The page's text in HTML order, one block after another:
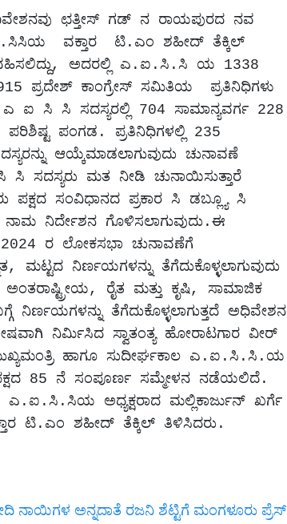
ಛತ್ತೀಸ್ ಗಡ್ ನ ರಾಯಪುರದ ನವ
ವಕ್ತಾರ  ಟಿ.ಎಂ ಶಹೀದ್ ತೆಕ್ಕಿಲ್
ಅದರಲ್ಲಿ ಎ.ಐ.ಸಿ.ಸಿ ಯ 1338
ಪ್ರದೇಶ್ ಕಾಂಗ್ರೇಸ್ ಸಮಿತಿಯ  ಪ್ರತಿನಿಧಿಗಳು
ಐ ಸಿ ಸಿ ಸದಸ್ಯರಲ್ಲಿ 704 ಸಾಮಾನ್ಯವರ್ಗ 228
ಪಂಗಡ. ಪ್ರತಿನಿಧಿಗಳಲ್ಲಿ 235
ಆಯ್ಕೆಮಾಡಲಾಗುವುದು ಚುನಾವಣೆ
ಸದಸ್ಯರು ಮತ ನೀಡಿ ಚುನಾಯಿಸುತ್ತಾರೆ
ಪಕ್ಷದ ಸಂವಿಧಾನದ ಪ್ರಕಾರ ಸಿ ಡಬ್ಲ್ಯೂ ಸಿ
ನಾಮ ನಿರ್ದೇಶನ ಗೊಳಿಸಲಾಗುವುದು.ಈ
2024 ರ ಲೋಕಸಭಾ ಚುನಾವಣೆಗೆ
ಮಟ್ಟದ ನಿರ್ಣಯಗಳನ್ನು ತೆಗೆದುಕೊಳ್ಳಲಾಗುವುದು
ರೈತ ಮತ್ತು ಕೃಷಿ, ಸಾಮಾಜಿಕ
ತೆಗೆದುಕೊಳ್ಳಲಾಗುತ್ತದೆ ಅಧಿವೇಶನ
ನಿರ್ಮಿಸಿದ ಸ್ವಾತಂತ್ಯ ಹೋರಾಟಗಾರ ವೀರ್
ಹಾಗೂ ಸುದೀರ್ಘಕಾಲ ಎ.ಐ.ಸಿ.ಸಿ.ಯ
85 ನೆ ಸಂಪೂರ್ಣ ಸಮ್ಮೇಳನ ನಡೆಯಲಿದೆ.
ಟಿ.ಎಂ ಶಹೀದ್ ತೆಕ್ಕಿಲ್ ತಿಳಿಸಿದರು.
ನಾಯಿಗಳ ಅನ್ನದಾತೆ ರಜನಿ ಶೆಟ್ಟಿಗೆ ಮಂಗಳೂರು ಪ್ರೆಸ್